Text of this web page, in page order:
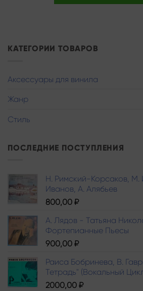
КАТЕГОРИИ ТОВАРОВ
Аксессуары для винила
Жанр
Стиль
ПОСЛЕДНИЕ ПОСТУПЛЕНИЯ
Н. Римский-Корсаков, М.
Иванов, A. Алябьев
800,00 ₽
А. Лядов - Татьяна
Фортепианные Пьесы
900,00 ₽
Раиса Бобринева, В.
Тетрадь" (Вокальный
2000,00 ₽